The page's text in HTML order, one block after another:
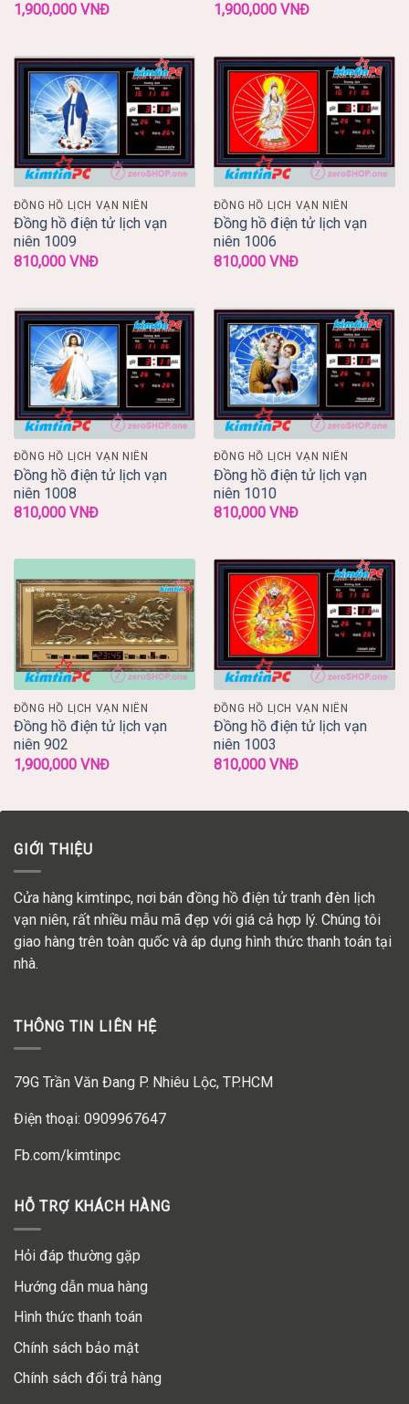
1,900,000 VNĐ
1,900,000 VNĐ
ĐỒNG HỒ LỊCH VẠN NIÊN
Đồng hồ điện tử lịch vạn
niên 1009
810,000 VNĐ
ĐỒNG HỒ LỊCH VẠN NIÊN
Đồng hồ điện tử lịch vạn
niên 1006
810,000 VNĐ
ĐỒNG HỒ LỊCH VẠN NIÊN
Đồng hồ điện tử lịch vạn
niên 1008
810,000 VNĐ
ĐỒNG HỒ LỊCH VẠN NIÊN
Đồng hồ điện tử lịch vạn
niên 1010
810,000 VNĐ
ĐỒNG HỒ LỊCH VẠN NIÊN
Đồng hồ điện tử lịch vạn
niên 902
1,900,000 VNĐ
ĐỒNG HỒ LỊCH VẠN NIÊN
Đồng hồ điện tử lịch vạn
niên 1003
810,000 VNĐ
GIỚI THIỆU
Cửa hàng kimtinpc, nơi bán đồng hồ điện tử tranh đèn lịch
vạn niên, rất nhiều mẫu mã đẹp với giá cả hợp lý. Chúng tôi
giao hàng trên toàn quốc và áp dụng hình thức thanh toán tại
nhà.
THÔNG TIN LIÊN HỆ
79G Trần Văn Đang P. Nhiêu Lộc, TP.HCM
Điện thoại: 0909967647
Fb.com/kimtinpc
HỖ TRỢ KHÁCH HÀNG
Hỏi đáp thường gặp
Hướng dẫn mua hàng
Hình thức thanh toán
Chính sách bảo mật
Chính sách đổi trả hàng